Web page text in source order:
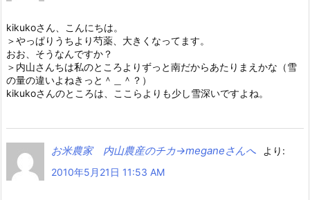
kikukoさん、こんにちは。
＞やっぱりうちより芍薬、大きくなってます。
おお、そうなんですか？
＞内山さんちは私のところよりずっと南だからあたりまえかな（雪
の量の違いよねきっと＾＿＾？）
kikukoさんのところは、ここらよりも少し雪深いですよね。
お米農家 内山農産のチカ→meganeさんへ
より:
2010年5月21日 11:53 AM